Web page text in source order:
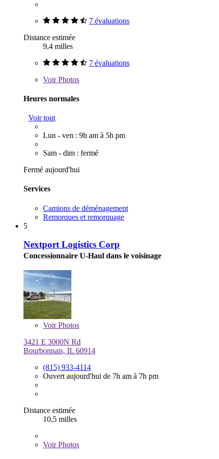
7 évaluations
Distance estimée
9,4 milles
7 évaluations
VoirPhotos
Heures normales
Voir tout
Lun - ven : 9h am à 5h pm
Sam - dim : fermé
Fermé aujourd'hui
Services
Camions de déménagement
Remorques et remorquage
5
Nextport Logistics Corp
Concessionnaire U-Haul dans le voisinage
VoirPhotos
3421 E 3000N Rd
Bourbonnais, IL 60914
(815) 933-4114
Ouvert aujourd'hui de 7h am à 7h pm
Distance estimée
10,5 milles
VoirPhotos